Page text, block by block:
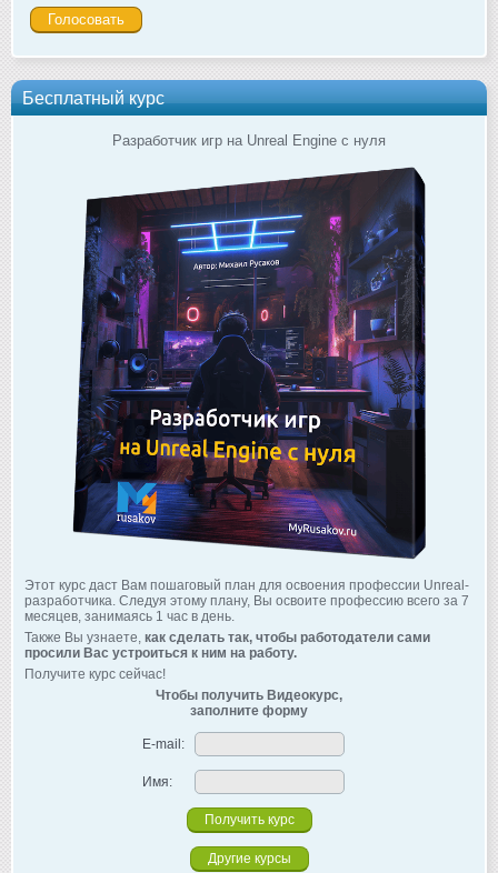
Бесплатный курс
Разработчик игр на Unreal Engine с нуля
Этот курс даст Вам пошаговый план для освоения профессии Unreal-
разработчика. Следуя этому плану, Вы освоите профессию всего за 7
месяцев, занимаясь 1 час в день.
Также Вы узнаете, как сделать так, чтобы работодатели сами
просили Вас устроиться к ним на работу.
Получите курс сейчас!
Чтобы получить Видеокурс,
заполните форму
E-mail:
Имя:
Другие курсы